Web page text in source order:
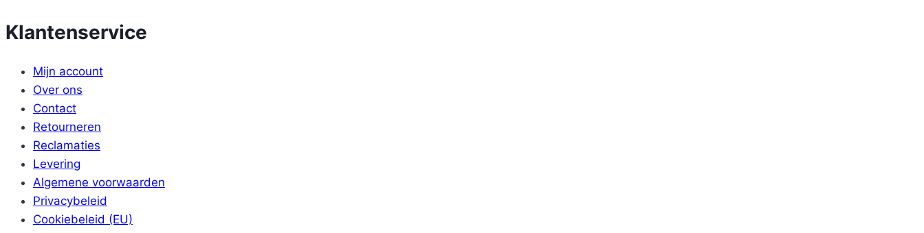
Klantenservice
Mijn account
Over ons
Contact
Retourneren
Reclamaties
Levering
Algemene voorwaarden
Privacybeleid
Cookiebeleid (EU)